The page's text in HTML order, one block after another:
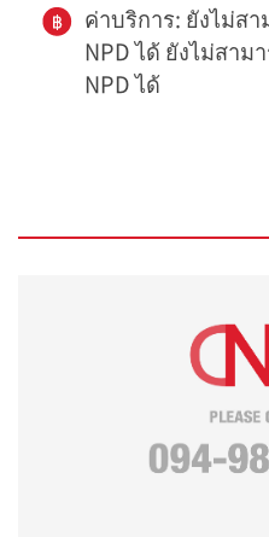
ค่าบริการ: ยังไม่ส
NPD ได้ ยังไม่สา
NPD ได้